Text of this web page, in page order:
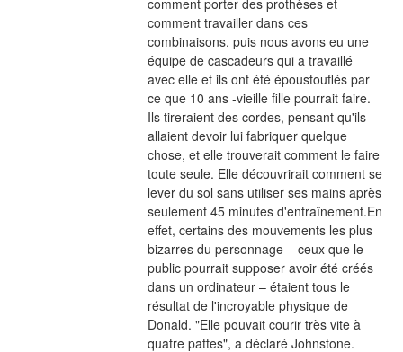
comment travailler dans ces
combinaisons, puis nous avons eu une
équipe de cascadeurs qui a travaillé
avec elle et ils ont été époustouflés par
ce que 10 ans -vieille fille pourrait faire.
Ils tireraient des cordes, pensant qu'ils
allaient devoir lui fabriquer quelque
chose, et elle trouverait comment le faire
toute seule. Elle découvrirait comment se
lever du sol sans utiliser ses mains après
seulement 45 minutes d'entraînement.En
effet, certains des mouvements les plus
bizarres du personnage – ceux que le
public pourrait supposer avoir été créés
dans un ordinateur – étaient tous le
résultat de l'incroyable physique de
Donald. "Elle pouvait courir très vite à
quatre pattes", a déclaré Johnstone.